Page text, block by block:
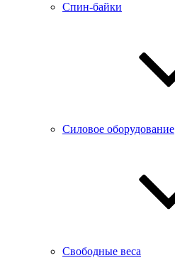
Спин-байки
Силовое оборудование
Свободные веса